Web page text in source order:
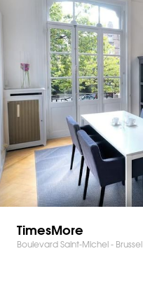
TimesMore
Boulevard Saint-Michel - Brussel